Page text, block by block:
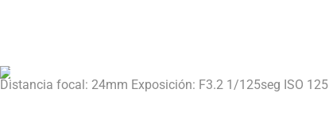
Distancia focal: 24mm Exposición: F3.2 1/125seg ISO 125